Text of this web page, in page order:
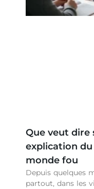
Que veut dire
explication
monde fou
Depuis quelques
partout, dans les